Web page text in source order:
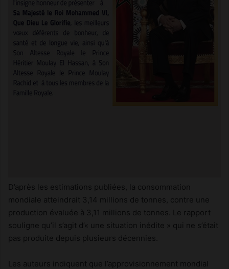
D’après les estimations publiées, la consommation
mondiale atteindrait 3,14 millions de tonnes, contre une
production évaluée à 3,11 millions de tonnes. Le rapport
souligne qu’il s’agit d’« une situation inédite » qui ne s’était
pas produite depuis plusieurs décennies.
Les auteurs indiquent que l’approvisionnement mondial